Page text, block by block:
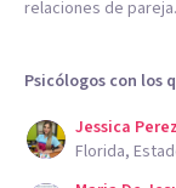
relaciones de pareja.
Psicólogos con los
Jessica
Florida,